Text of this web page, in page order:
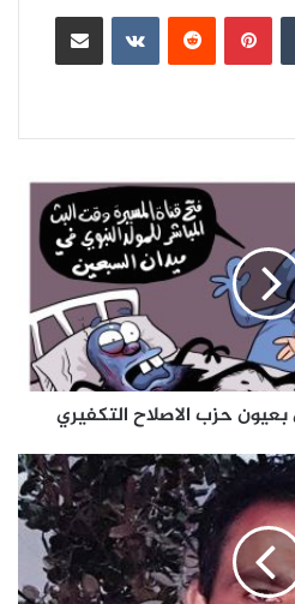
بينتيريست
مشاركة عبر البريد
بعيون حزب الاصلاح التكفيري